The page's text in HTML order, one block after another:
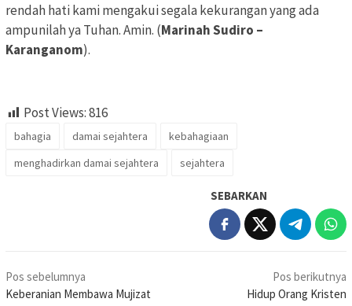
rendah hati kami mengakui segala kekurangan yang ada
ampunilah ya Tuhan. Amin. (Marinah Sudiro –
Karanganom).
Post Views:816
bahagia damai sejahtera
kebahagiaan
menghadirkan damai sejahtera
sejahtera
SEBARKAN
Navigasi
pos
Pos sebelumnya
Keberanian Membawa Mujizat
Pos berikutnya
Hidup Orang Kristen